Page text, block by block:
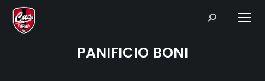
Search:
PANIFICIO BONI